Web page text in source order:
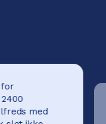
for
med